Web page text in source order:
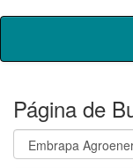
Skip
Página de